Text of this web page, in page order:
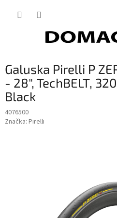
Galuska Pirelli P
- 28", TechBELT,
Black
4076500
Značka: Pirelli